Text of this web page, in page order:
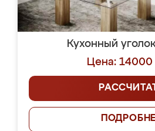
Кухонный
Цена: 14000